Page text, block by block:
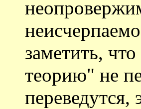
заметить,
теорию" не